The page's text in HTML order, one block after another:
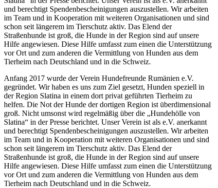
und berechtigt Spendenbescheinigungen auszustellen. Wir arbeiten
im Team und in Kooperation mit weiteren Organisationen und sind
schon seit längerem im Tierschutz aktiv. Das Elend der
Straßenhunde ist groß, die Hunde in der Region sind auf unsere
Hilfe angewiesen. Diese Hilfe umfasst zum einen die Unterstützung
vor Ort und zum anderen die Vermittlung von Hunden aus dem
Tierheim nach Deutschland und in die Schweiz.
Anfang 2017 wurde der Verein Hundefreunde Rumänien e.V.
gegründet. Wir haben es uns zum Ziel gesetzt, Hunden speziell in
der Region Slatina in einem dort privat geführten Tierheim zu
helfen. Die Not der Hunde der dortigen Region ist überdimensional
groß. Nicht umsonst wird regelmäßig über die „Hundehölle von
Slatina“ in der Presse berichtet. Unser Verein ist als e.V. anerkannt
und berechtigt Spendenbescheinigungen auszustellen. Wir arbeiten
im Team und in Kooperation mit weiteren Organisationen und sind
schon seit längerem im Tierschutz aktiv. Das Elend der
Straßenhunde ist groß, die Hunde in der Region sind auf unsere
Hilfe angewiesen. Diese Hilfe umfasst zum einen die Unterstützung
vor Ort und zum anderen die Vermittlung von Hunden aus dem
Tierheim nach Deutschland und in die Schweiz.